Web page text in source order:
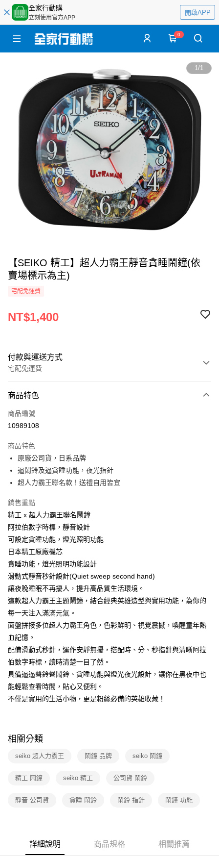
全家行動購
立刻使用官方APP
開啟APP
0
1/1
【SEIKO 精工】超人力霸王靜音貪睡鬧鐘(依
賣場標示為主)
宅配免運費
NT$1,400
付款與運送方式
宅配免運費
全家線上支付
運送方式
本島宅配-活動商品
免運費
離島宅配-常溫商品
免運費
商品特色
商品編號
10989108
商品特色
原廠公司貨，日系品牌
逼鬧鈴及逼貪睡功能，夜光指針
超人力霸王聯名款！送禮自用皆宜
銷售重點
精工 x 超人力霸王聯名鬧鐘
阿拉伯數字時標，靜音設計
可設定貪睡功能，燈光照明功能
日本精工原廠機芯
貪睡功能，燈光照明功能設計
滑動式靜音秒針設計(Quiet sweep second hand)
讓夜晚睡眠不再擾人，提升高品質生活環境。
這款超人力霸王主題鬧鐘，結合經典英雄造型與實用功能，為你的
每一天注入滿滿元氣。
面盤拼接多位超人力霸王角色，色彩鮮明、視覺震撼，喚醒童年熱
血記憶。
配備滑動式秒針，運作安靜無擾，搭配時、分、秒指針與清晰阿拉
伯數字時標，讀時清楚一目了然。
具備逼逼聲鈴聲鬧鈴、貪睡功能與燈光夜光設計，讓你在黑夜中也
能輕鬆查看時間，貼心又便利。
不僅是實用的生活小物，更是粉絲必備的英雄收藏！
相關分類
seiko 超人力霸王 鬧鐘 品牌 seiko 鬧鐘
精工 鬧鐘 seiko 精工 公司貨 鬧鈴
靜音 公司貨 貪睡 鬧鈴 鬧鈴 指針 鬧鐘 功能
詳細說明 商品規格 相關推薦